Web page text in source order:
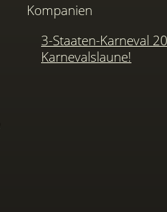
Kompanien
3-Staaten-Karneval
Karnevalslaune!